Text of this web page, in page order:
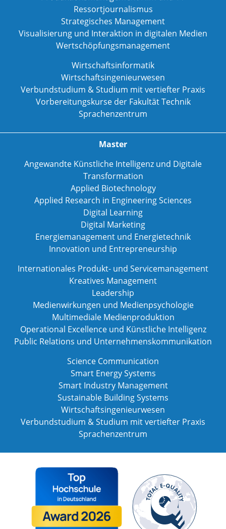
Ressortjournalismus
Strategisches Management
Visualisierung und Interaktion in digitalen Medien
Wertschöpfungsmanagement
Wirtschaftsinformatik
Wirtschaftsingenieurwesen
Verbundstudium & Studium mit vertiefter Praxis
Vorbereitungskurse der Fakultät Technik
Sprachenzentrum
Master
Angewandte Künstliche Intelligenz und Digitale
Transformation
Applied Biotechnology
Applied Research in Engineering Sciences
Digital Learning
Digital Marketing
Energiemanagement und Energietechnik
Innovation und Entrepreneurship
Internationales Produkt- und Servicemanagement
Kreatives Management
Leadership
Medienwirkungen und Medienpsychologie
Multimediale Medienproduktion
Operational Excellence und Künstliche Intelligenz
Public Relations und Unternehmenskommunikation
Science Communication
Smart Energy Systems
Smart Industry Management
Sustainable Building Systems
Wirtschaftsingenieurwesen
Verbundstudium & Studium mit vertiefter Praxis
Sprachenzentrum